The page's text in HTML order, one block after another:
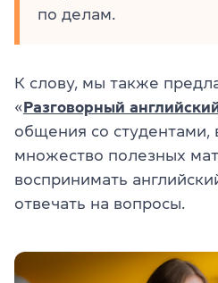
по делам.
К слову, мы также
«Разговорный
общения со студентами,
множество полезных
воспринимать
отвечать на вопросы.